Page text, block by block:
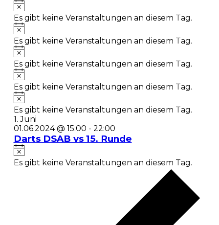
Es gibt keine Veranstaltungen an diesem Tag.
Es gibt keine Veranstaltungen an diesem Tag.
Es gibt keine Veranstaltungen an diesem Tag.
Es gibt keine Veranstaltungen an diesem Tag.
Es gibt keine Veranstaltungen an diesem Tag.
1. Juni
01.06.2024 @ 15:00 - 22:00
Darts DSAB vs 15. Runde
Es gibt keine Veranstaltungen an diesem Tag.